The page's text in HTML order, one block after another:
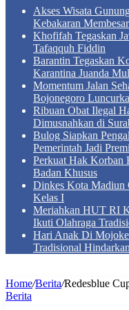
Akses Wisata
Kebakaran Membesar
Khofifah Tegaskan
Tafaqquh Fiddin
Barantin Tegaskan
Karantina Juanda
Momentum Jalan
Bojonegoro
Ribuan Obat Ilegal
Dimusnahkan di
Bulog Siapkan
Pemerintah Jadi
Perkuat Hak
Badan Khusus
Dinkes Kota Madiun
Kelas I
Meriahkan HUT RI
Ikuti Olahraga
Hari Anak Di
Tradisional
Home/Berita/Redesblue
Berita